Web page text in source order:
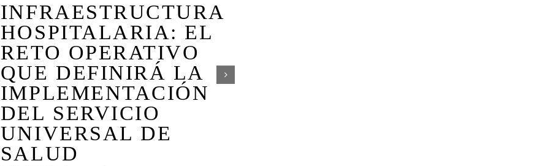
INFRAESTRUCTURA
HOSPITALARIA: EL
RETO OPERATIVO
QUE DEFINIRÁ LA
IMPLEMENTACIÓN
DEL SERVICIO
UNIVERSAL DE
SALUD